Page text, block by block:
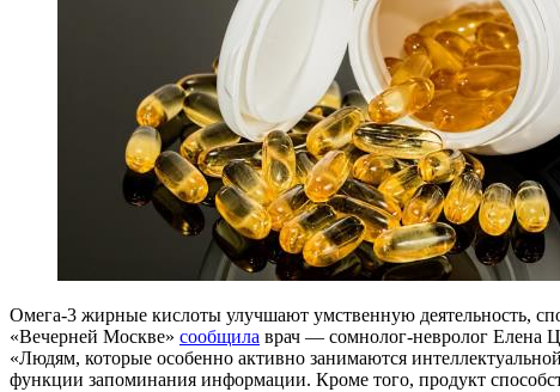
Омега-3 жирные кислоты улучшают умственную деятельность,
«Вечерней Москве» сообщила врач — сомнолог-невролог Елена
«Людям, которые особенно активно занимаются
функции запоминания информации. Кроме того, продукт